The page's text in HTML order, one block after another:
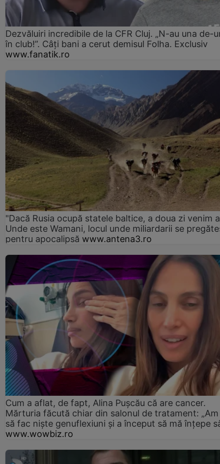
Dezvăluiri incredibile de la CFR Cluj. „N-au una de-
în club!”. Câți bani a cerut demisul Folha. Exclusiv
www.fanatik.ro
"Dacă Rusia ocupă statele baltice, a doua zi venim
Unde este Wamani, locul unde miliardarii se
pentru apocalipsă www.antena3.ro
Cum a aflat, de fapt, Alina Pușcău că are cancer.
Mărturia făcută chiar din salonul de tratament:
să fac niște genuflexiuni și a început să mă înțepe
www.wowbiz.ro